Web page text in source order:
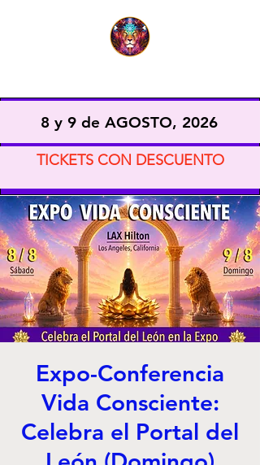
8 y 9 de AGOSTO, 2026
TICKETS CON DESCUENTO
Expo-Conferencia
Vida Consciente:
Celebra el Portal del